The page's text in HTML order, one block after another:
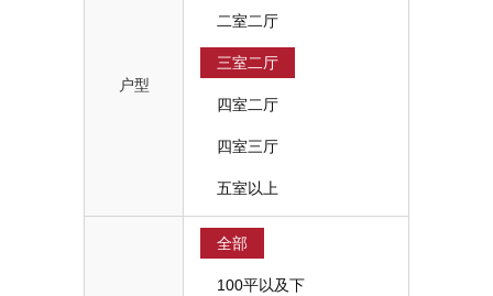
户型
二室二厅
三室二厅
四室二厅
四室三厅
五室以上
全部
100平以及下